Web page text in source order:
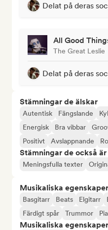
Delat på deras
All Good
The Great Leslie
Delat på deras
Stämningar de älskar
Autentisk Fängslande
Energisk
Bra vibbar
Positivt
Avslappnande
Stämningar de också
Meningsfulla texter
Musikaliska
Basgitarr Beats Elgitarr
Färdigt spår
Trummor
Musikaliska